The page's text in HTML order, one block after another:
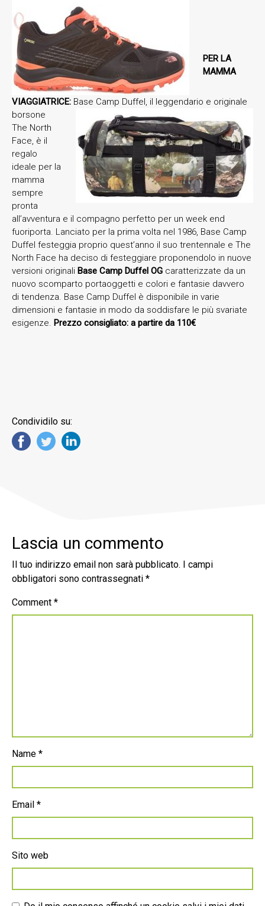
PER LA
MAMMA
VIAGGIATRICE: Base Camp Duffel, il leggendario e originale
borsone
The North
Face, è il
regalo
ideale per la
mamma
sempre
pronta
all’avventura e il compagno perfetto per un week end
fuoriporta. Lanciato per la prima volta nel 1986, Base Camp
Duffel festeggia proprio quest’anno il suo trentennale e The
North Face ha deciso di festeggiare proponendolo in nuove
versioni originali Base Camp Duffel OG caratterizzate da un
nuovo scomparto portaoggetti e colori e fantasie davvero
di tendenza. Base Camp Duffel è disponibile in varie
dimensioni e fantasie in modo da soddisfare le più svariate
esigenze. Prezzo consigliato: a partire da 110€
Condividilo su:
Lascia un commento
Il tuo indirizzo email non sarà pubblicato.
I campi
obbligatori sono contrassegnati *
Comment *
Name *
Email *
Sito web